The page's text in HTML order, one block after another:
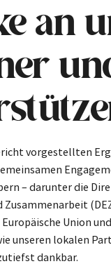
an
vorgestellten
– darunter die
Union
unseren lokalen
dankbar.